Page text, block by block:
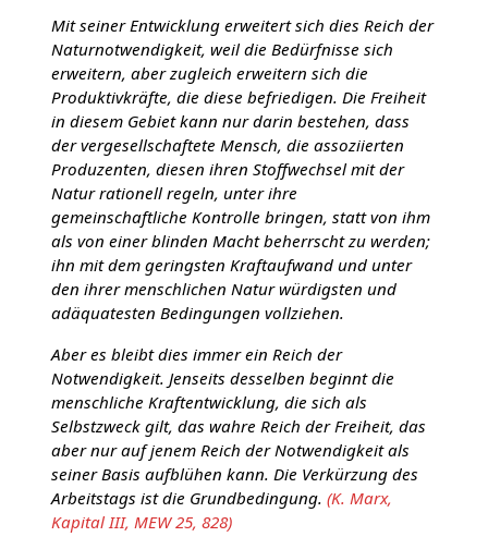
Mit seiner Entwicklung erweitert sich dies Reich der
Naturnotwendigkeit, weil die Bedürfnisse sich
erweitern, aber zugleich erweitern sich die
Produktivkräfte, die diese befriedigen. Die Freiheit
in diesem Gebiet kann nur darin bestehen, dass
der vergesellschaftete Mensch, die assoziierten
Produzenten, diesen ihren Stoffwechsel mit der
Natur rationell regeln, unter ihre
gemeinschaftliche Kontrolle bringen, statt von ihm
als von einer blinden Macht beherrscht zu werden;
ihn mit dem geringsten Kraftaufwand und unter
den ihrer menschlichen Natur würdigsten und
adäquatesten Bedingungen vollziehen.
Aber es bleibt dies immer ein Reich der
Notwendigkeit. Jenseits desselben beginnt die
menschliche Kraftentwicklung, die sich als
Selbstzweck gilt, das wahre Reich der Freiheit, das
aber nur auf jenem Reich der Notwendigkeit als
seiner Basis aufblühen kann. Die Verkürzung des
Arbeitstags ist die Grundbedingung. (K. Marx,
Kapital III, MEW 25, 828)